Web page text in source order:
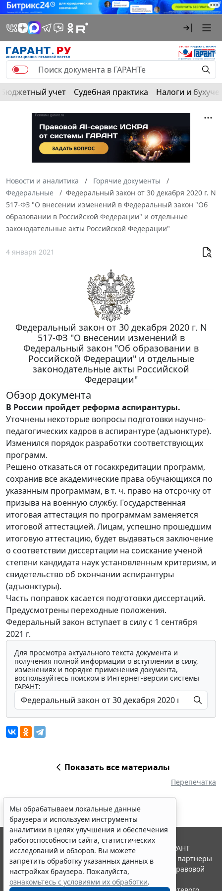
Бюджетный учет Судебная практика Налоги и
Новости и аналитика
Горячие документы
Федеральные
Федеральный закон от 30 декабря 2020 г. N
517-ФЗ "О внесении изменений в Федеральный закон "Об
образовании в Российской Федерации" и отдельные
законодательные акты Российской Федерации"
4 января 2021
Федеральный закон от 30 декабря 2020 г. N
517-ФЗ "О внесении изменений в
Федеральный закон "Об образовании в
Российской Федерации" и отдельные
законодательные акты Российской
Федерации"
Обзор документа
В России пройдет реформа аспирантуры.
Уточнены некоторые вопросы подготовки научно-
педагогических кадров в аспирантуре (адъюнктуре).
Изменился порядок разработки соответствующих
программ.
Решено отказаться от госаккредитации программ,
сохранив все академические права обучающихся по
указанным программам, в т. ч. право на отсрочку от
призыва на военную службу. Государственная
итоговая аттестация по программам заменяется
итоговой аттестацией. Лицам, успешно прошедшим
итоговую аттестацию, будет выдаваться заключение
о соответствии диссертации на соискание ученой
степени кандидата наук установленным критериям, и
свидетельство об окончании аспирантуры
(адъюнктуры).
Часть поправок касается подготовки диссертаций.
Предусмотрены переходные положения.
Федеральный закон вступает в силу с 1 сентября
2021 г.
Для просмотра актуального текста документа и
получения полной информации о вступлении в силу,
изменениях и порядке применения документа,
воспользуйтесь поиском в Интернет-версии системы
ГАРАНТ:
Показать все материалы
Перепечатка
Мы обрабатываем локальные данные
браузера и используем инструменты
аналитики в целях улучшения и обеспечения
работоспособности сайта, статистических
исследований и обзоров. Вы можете
запретить обработку указанных данных в
настройках браузера. Пожалуйста,
ознакомьтесь с условиями их обработки.
© ООО "НПП "ГАРАНТ-СЕРВИС", 2026. Система ГАРАНТ
выпускается с 1990 года. Компания "Гарант" и ее партнеры
являются участниками Российской ассоциации правовой
информации ГАРАНТ.